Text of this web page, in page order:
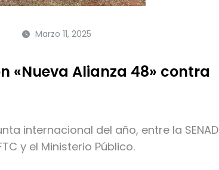
Marzo 11, 2025
«Nueva Alianza 48» contra
internacional del año, entre la SENAD
y el Ministerio Público.